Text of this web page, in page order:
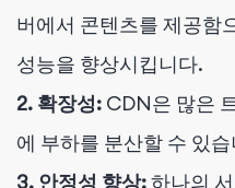
버에서 콘텐츠를 제공함
성능을 향상시킵니다.
2. 확장성: CDN은 많은
에 부하를 분산할 수 있
3. 안정성 향상:하나의